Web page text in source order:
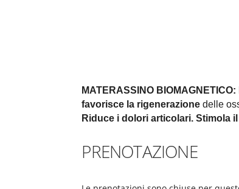
MATERASSINO BIOMAGNETICO:
favorisce la rigenerazione delle
Riduce i dolori articolari.Stimola
PRENOTAZIONE